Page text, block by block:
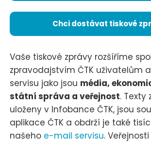
Chci dostávat tiskové
Vaše tiskové zprávy rozšíříme
zpravodajstvím ČTK uživatelům
servisu jako jsou média,
státní správa a veřejnost. Texty
uloženy v Infobance ČTK, jsou
aplikace ČTK a obdrží je také
našeho e-mail servisu. Veřejnosti